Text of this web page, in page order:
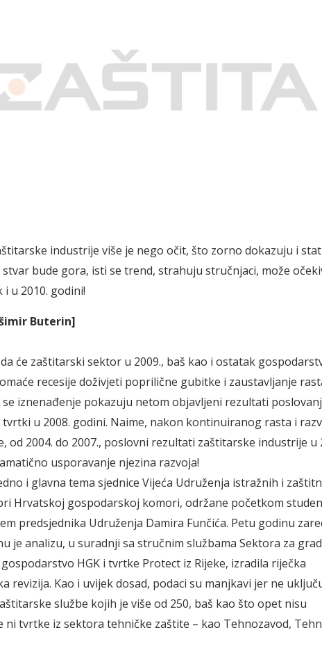
industrije više je nego očit, što zorno dokazuju i
stvar bude gora, isti se trend, strahuju stručnjaci, može
i u 2010. godini!
Buterin]
će zaštitarski sektor u 2009., baš kao i ostatak
recesije doživjeti poprilične gubitke i zaustavljanje
se iznenađenje pokazuju netom objavljeni rezultati
u 2008. godini. Naime, nakon kontinuiranog rasta i
od 2004. do 2007., poslovni rezultati zaštitarske industrije u
usporavanje njezina razvoja!
i glavna tema sjednice Vijeća Udruženja istražnih i
Hrvatskoj gospodarskoj komori, održane početkom
predsjednika Udruženja Damira Funčića. Petu godinu
je analizu, u suradnji sa stručnim službama Sektora za
HGK i tvrtke Protect iz Rijeke, izradila riječka
revizija. Kao i uvijek dosad, podaci su manjkavi jer ne
službe kojih je više od 250, baš kao što opet nisu
ni tvrtke iz sektora tehničke zaštite – kao Tehnozavod,